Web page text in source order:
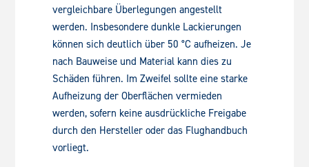
vergleichbare Überlegungen angestellt
werden. Insbesondere dunkle Lackierungen
können sich deutlich über 50 °C aufheizen. Je
nach Bauweise und Material kann dies zu
Schäden führen. Im Zweifel sollte eine starke
Aufheizung der Oberflächen vermieden
werden, sofern keine ausdrückliche Freigabe
durch den Hersteller oder das Flughandbuch
vorliegt.